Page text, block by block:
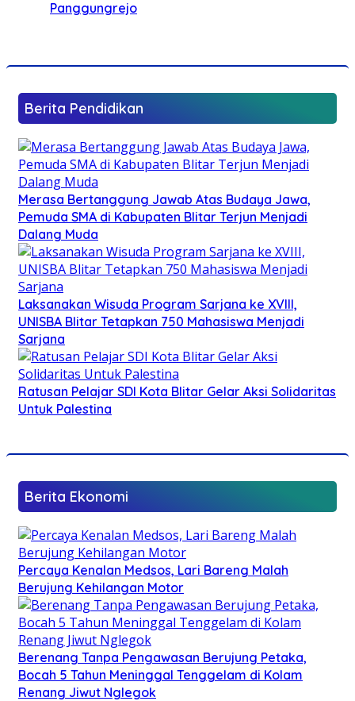
Panggungrejo
Berita Pendidikan
Merasa Bertanggung Jawab Atas Budaya Jawa,
Pemuda SMA di Kabupaten Blitar Terjun Menjadi
Dalang Muda
Laksanakan Wisuda Program Sarjana ke XVIII,
UNISBA Blitar Tetapkan 750 Mahasiswa Menjadi
Sarjana
Ratusan Pelajar SDI Kota Blitar Gelar Aksi Solidaritas
Untuk Palestina
Berita Ekonomi
Percaya Kenalan Medsos, Lari Bareng Malah
Berujung Kehilangan Motor
Berenang Tanpa Pengawasan Berujung Petaka,
Bocah 5 Tahun Meninggal Tenggelam di Kolam
Renang Jiwut Nglegok